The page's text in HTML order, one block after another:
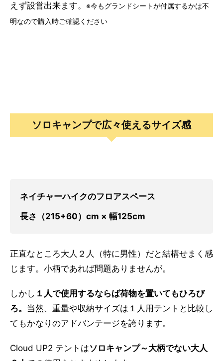
えず設営出来ます。
※今もグランドシートが付属するかは不
明なので購入時ご確認ください
ソロキャンプで広々使えるサイズ感
ネイチャーハイクのフロアスペース
長さ（215+60）cm × 幅125cm
正直なところ大人２人（特に男性）だと結構せまく感
じます。小柄であれば問題ありませんが。
しかし １人で使用するならば荷物を置いてもひろび
ろ。 当然、重量や収納サイズは１人用テントと比較し
てもかなりのアドバンテージを誇ります。
Cloud UP2 テントはソロキャンプ～大柄でない大人